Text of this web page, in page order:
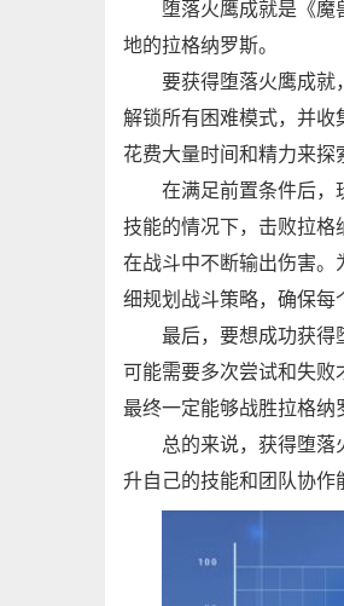
堕落火鹰成就是《
地的拉格纳罗斯。
要获得堕落火鹰成就
解锁所有困难模式，并
花费大量时间和精力来探
在满足前置条件后
技能的情况下，击败拉
在战斗中不断输出伤害
细规划战斗策略，确保每
最后，要想成功获得
可能需要多次尝试和失败
最终一定能够战胜拉格纳
总的来说，获得堕
升自己的技能和团队协作